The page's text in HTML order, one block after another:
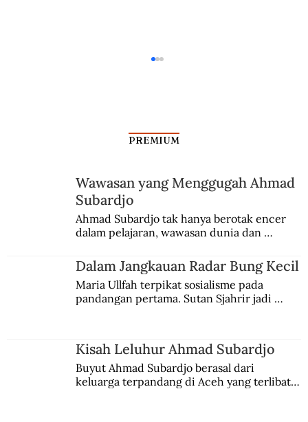
Pembantaian Gardelegen, Pembantaian
Terakhir di Perang Dunia II
PREMIUM
Wawasan yang Menggugah Ahmad
Subardjo
Ahmad Subardjo tak hanya berotak encer
dalam pelajaran, wawasan dunia dan
Jules Verne, Multatuli, hingga Sun Yat-sen.
Dalam Jangkauan Radar Bung Kecil
Maria Ullfah terpikat sosialisme pada
pandangan pertama. Sutan Sjahrir jadi
Kisah Leluhur Ahmad Subardjo
Buyut Ahmad Subardjo berasal dari
keluarga terpandang di Aceh yang terlibat